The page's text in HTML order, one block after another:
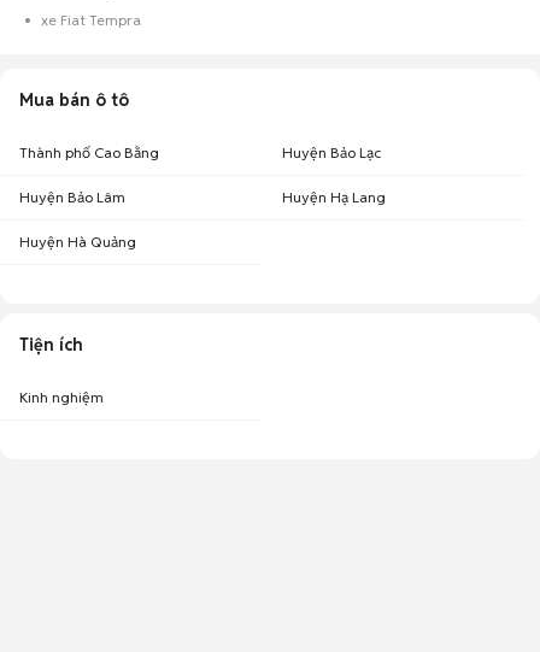
xe Fiat Tempra
Mua bán ô tô
Thành phố Cao Bằng Huyện Bảo Lạc
Huyện Bảo Lâm Huyện Hạ Lang
Huyện Hà Quảng
Tiện ích
Kinh nghiệm